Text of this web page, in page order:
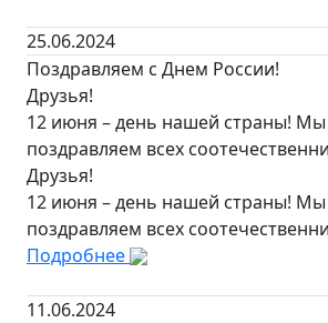
25.06.2024
Поздравляем с Днем России!
Друзья!
12 июня – день нашей страны! Мы
поздравляем всех
Друзья!
12 июня – день нашей страны! Мы
поздравляем всех
Подробнее
11.06.2024